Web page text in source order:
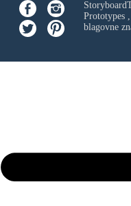
Prototypes
blagovne